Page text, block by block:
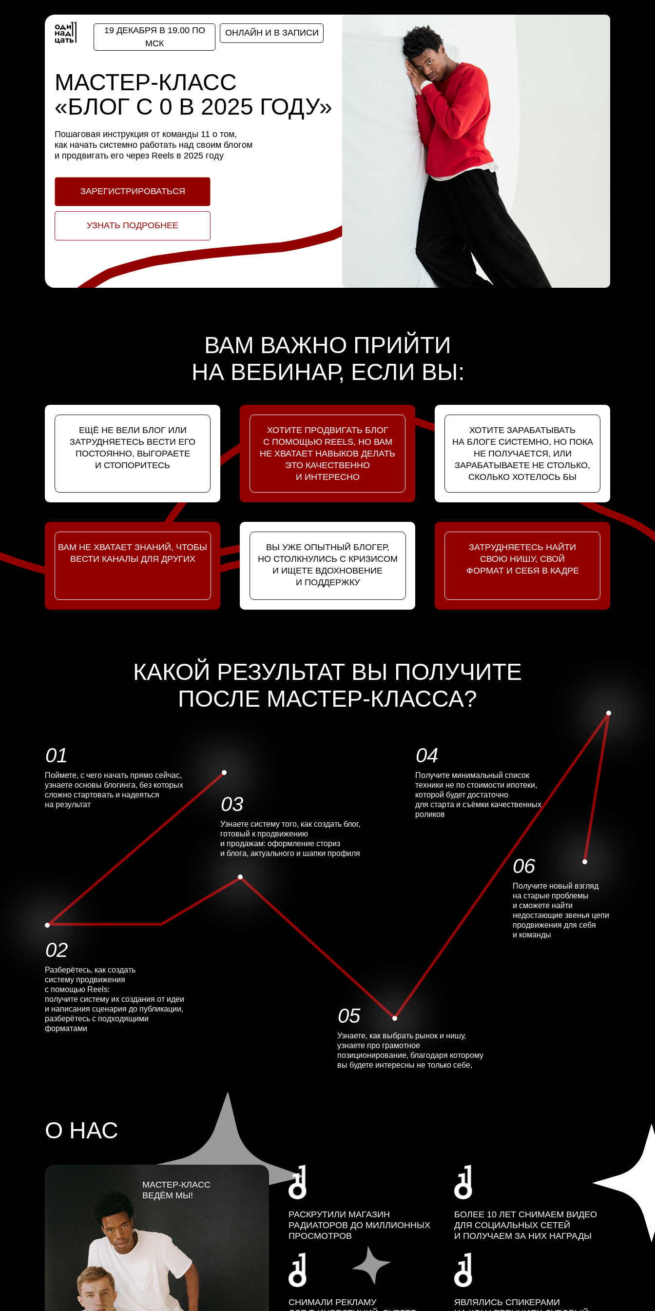
Пошаговая инструкция от команды 11 о том,
как начать системно работать над своим блогом
и продвигать его через Reels в 2025 году
19 ДЕКАБРЯ В 19.00 ПО
МСК
ЗАРЕГИСТРИРОВАТЬСЯ
УЗНАТЬ ПОДРОБНЕЕ
ОНЛАЙН И В ЗАПИСИ
МАСТЕР-КЛАСС
«БЛОГ С 0 В 2025 ГОДУ»
ВАМ ВАЖНО ПРИЙТИ
НА ВЕБИНАР, ЕСЛИ ВЫ:
ЕЩЁ НЕ ВЕЛИ БЛОГ ИЛИ
ЗАТРУДНЯЕТЕСЬ ВЕСТИ ЕГО
ПОСТОЯННО, ВЫГОРАЕТЕ
И СТОПОРИТЕСЬ
ХОТИТЕ ПРОДВИГАТЬ БЛОГ
С ПОМОЩЬЮ REELS, НО ВАМ
НЕ ХВАТАЕТ НАВЫКОВ ДЕЛАТЬ
ЭТО КАЧЕСТВЕННО
И ИНТЕРЕСНО
ЗАТРУДНЯЕТЕСЬ НАЙТИ
СВОЮ НИШУ, СВОЙ
ФОРМАТ И СЕБЯ В КАДРЕ
ХОТИТЕ ЗАРАБАТЫВАТЬ
НА БЛОГЕ СИСТЕМНО, НО ПОКА
НЕ ПОЛУЧАЕТСЯ, ИЛИ
ЗАРАБАТЫВАЕТЕ НЕ СТОЛЬКО,
СКОЛЬКО ХОТЕЛОСЬ БЫ
ВЫ УЖЕ ОПЫТНЫЙ БЛОГЕР,
НО СТОЛКНУЛИСЬ С КРИЗИСОМ
И ИЩЕТЕ ВДОХНОВЕНИЕ
И ПОДДЕРЖКУ
ВАМ НЕ ХВАТАЕТ ЗНАНИЙ, ЧТОБЫ
ВЕСТИ КАНАЛЫ ДЛЯ ДРУГИХ
КАКОЙ РЕЗУЛЬТАТ ВЫ ПОЛУЧИТЕ
ПОСЛЕ МАСТЕР-КЛАССА?
Поймете, с чего начать прямо сейчас,
узнаете основы блогинга, без которых
сложно стартовать и надеяться
на результат
01
Разберётесь, как создать
систему продвижения
с помощью Reels:
получите систему их создания от идеи
и написания сценария до публикации,
разберётесь с подходящими
форматами
02
Узнаете систему того, как создать блог,
готовый к продвижению
и продажам: оформление сториз
и блога, актуального и шапки профиля
03
Получите минимальный список
техники не по стоимости ипотеки,
которой будет достаточно
для старта и съёмки качественных
роликов
04
05
Узнаете, как выбрать рынок и нишу,
узнаете про грамотное
позиционирование, благодаря которому
вы будете интересны не только себе,
06
Получите новый взгляд
на старые проблемы
и сможете найти
недостающие звенья цепи
продвижения для себя
и команды
О НАС
РАСКРУТИЛИ МАГАЗИН
РАДИАТОРОВ ДО МИЛЛИОННЫХ
ПРОСМОТРОВ
БОЛЕЕ 10 ЛЕТ СНИМАЕМ ВИДЕО
ДЛЯ СОЦИАЛЬНЫХ СЕТЕЙ
И ПОЛУЧАЕМ ЗА НИХ НАГРАДЫ
СНИМАЛИ РЕКЛАМУ
ЯВЛЯЛИСЬ СПИКЕРАМИ
МАСТЕР-КЛАСС
ВЕДЁМ МЫ!